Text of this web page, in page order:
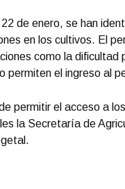
de enero, se han
en los cultivos. El
como la dificultad
permiten el ingreso al
permitir el acceso a
la Secretaría de